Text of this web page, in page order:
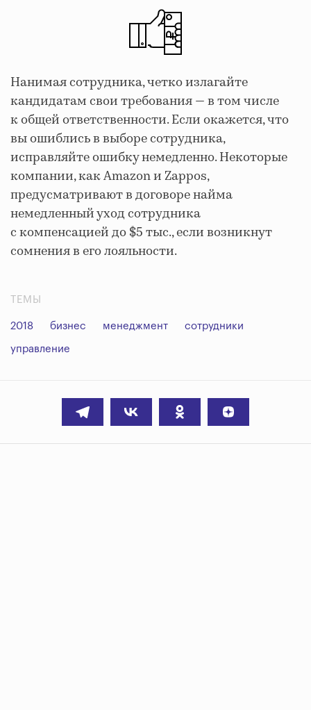
Нанимая сотрудника, четко излагайте
кандидатам свои требования — в том числе
к общей ответственности. Если окажется, что
вы ошиблись в выборе сотрудника,
исправляйте ошибку немедленно. Некоторые
компании, как Amazon и Zappos,
предусматривают в договоре найма
немедленный уход сотрудника
с компенсацией до $5 тыс., если возникнут
сомнения в его лояльности.
ТЕМЫ
2018 бизнес менеджмент сотрудники
управление